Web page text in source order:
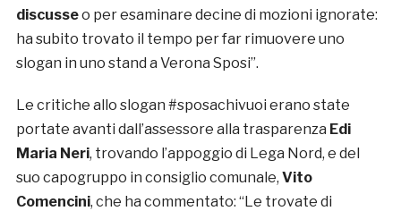
discusseo per esaminare decine di mozioni ignorate:
ha subito trovato il tempo per far rimuovere uno
slogan in uno stand a Verona Sposi”.
Le critiche allo slogan #sposachivuoi erano state
portate avanti dall’assessore alla trasparenza Edi
Maria Neri, trovando l’appoggio di Lega Nord, e del
suo capogruppo in consiglio comunale, Vito
Comencini, che ha commentato: “Le trovate di